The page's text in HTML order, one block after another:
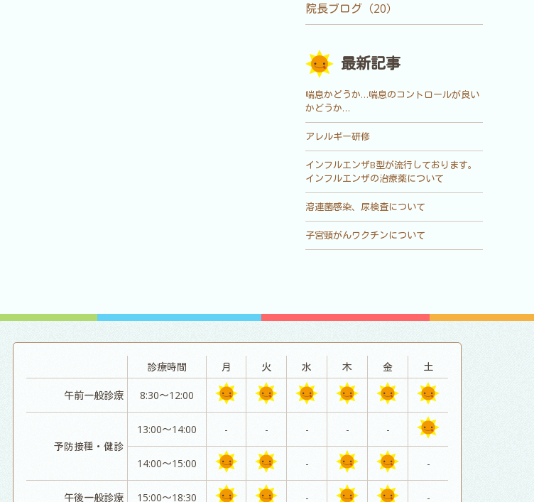
院長ブログ（20）
最新記事
喘息かどうか…喘息のコントロールが良い
かどうか…
アレルギー研修
インフルエンザB型が流行しております。
インフルエンザの治療薬について
溶連菌感染、尿検査について
子宮頸がんワクチンについて
診療時間 月 火 水 木 金 土
午前一般診療 8:30～12:00
予防接種・健診
13:00～14:00 - - - - -
14:00～15:00 - -
午後一般診療 15:00～18:30 - -